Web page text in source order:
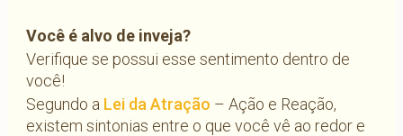
Você é alvo de inveja?
Verifique se possui esse sentimento dentro de
você!
Segundo a Lei da Atração – Ação e Reação,
existem sintonias entre o que você vê ao redor e